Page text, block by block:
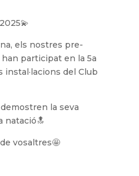
els nostres pre-
participat en la 5a
instal·lacions del Club
la seva
natació🔝
vosaltres🤩